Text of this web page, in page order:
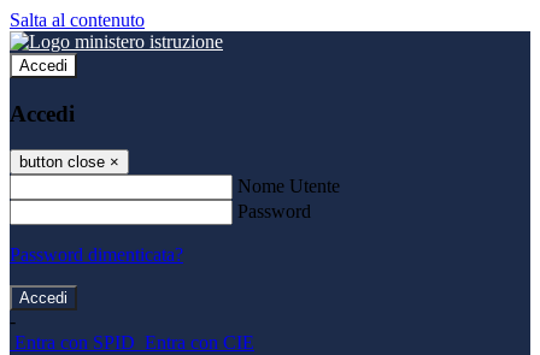
Salta al contenuto
Accedi
Accedi
button close ×
Nome Utente
Password
Password dimenticata?
-
Entra con SPID Entra con CIE